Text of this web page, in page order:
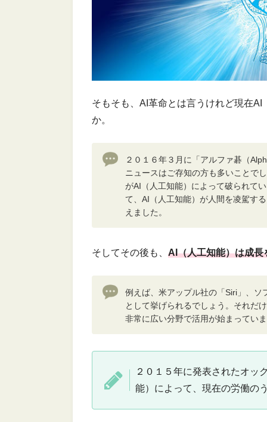
そもそも、AI革命とは言うけれど現在
か。
２０１６年３月に「アルファ碁（
ニュースはご存知の方も多いことで
がAI（人工知能）によって破られて
て、AI（人工知能）が人間を凌駕す
えました。
そしてその後も、 AI（人工知能）は成長
例えば、米アップル社の「Siri」、
として挙げられるでしょう。それだ
非常に広い分野で活用が始まってい
２０１５年に発表されたオッ
能）によって、現在の労働の